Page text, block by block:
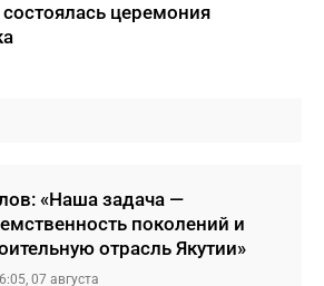
состоялась церемония
«Наша задача —
поколений и
отрасль Якутии»
07 августа